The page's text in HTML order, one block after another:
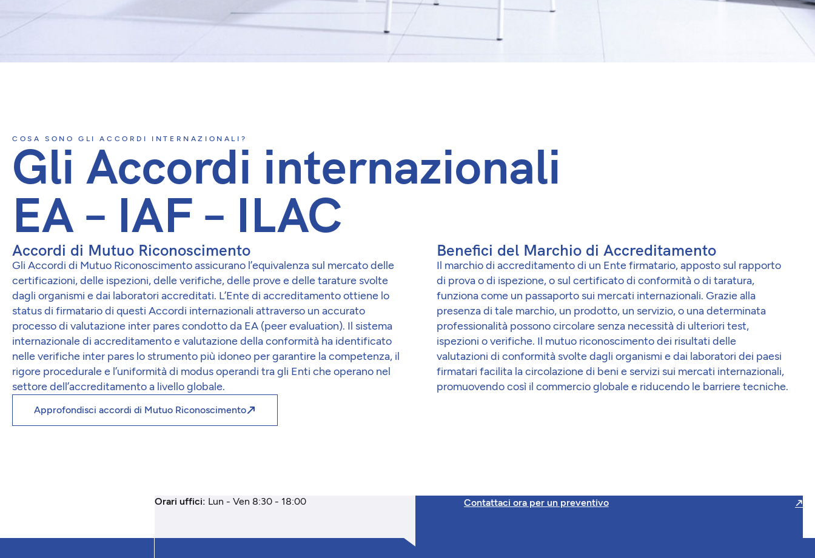
COSA SONO GLI ACCORDI INTERNAZIONALI?
Gli Accordi internazionali
EA – IAF – ILAC
Accordi di Mutuo Riconoscimento
Gli Accordi di Mutuo Riconoscimento assicurano l’equivalenza sul mercato delle
certificazioni, delle ispezioni, delle verifiche, delle prove e delle tarature svolte
dagli organismi e dai laboratori accreditati. L’Ente di accreditamento ottiene lo
status di firmatario di questi Accordi internazionali attraverso un accurato
processo di valutazione inter pares condotto da EA (peer evaluation). Il sistema
internazionale di accreditamento e valutazione della conformità ha identificato
nelle verifiche inter pares lo strumento più idoneo per garantire la competenza, il
rigore procedurale e l’uniformità di modus operandi tra gli Enti che operano nel
settore dell’accreditamento a livello globale.
Benefici del Marchio di Accreditamento
Il marchio di accreditamento di un Ente firmatario, apposto sul rapporto
di prova o di ispezione, o sul certificato di conformità o di taratura,
funziona come un passaporto sui mercati internazionali. Grazie alla
presenza di tale marchio, un prodotto, un servizio, o una determinata
professionalità possono circolare senza necessità di ulteriori test,
ispezioni o verifiche. Il mutuo riconoscimento dei risultati delle
valutazioni di conformità svolte dagli organismi e dai laboratori dei paesi
firmatari facilita la circolazione di beni e servizi sui mercati internazionali,
promuovendo così il commercio globale e riducendo le barriere tecniche.
Approfondisci accordi di Mutuo Riconoscimento
Orari uffici: Lun - Ven 8:30 - 18:00 Contattaci ora per un preventivo